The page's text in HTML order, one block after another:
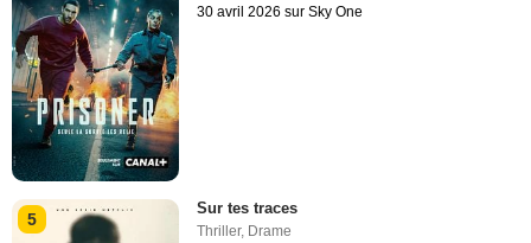
30 avril 2026 sur Sky One
5
Sur tes traces
Thriller, Drame